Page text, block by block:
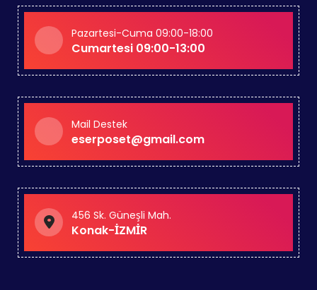
Pazartesi-Cuma 09:00-18:00
Cumartesi 09:00-13:00
Mail Destek
eserposet@gmail.com
456 Sk. Güneşli Mah.
Konak-İZMİR